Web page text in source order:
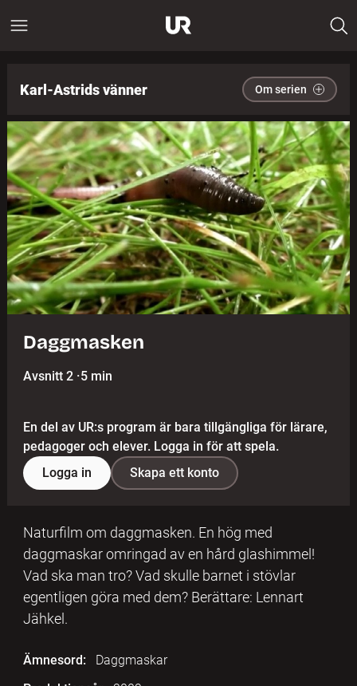
Karl-Astrids vänner Om serien
Daggmasken
Avsnitt 2 ·5 min
En del av UR:s program är bara tillgängliga för lärare,
pedagoger och elever. Logga in för att spela.
Logga in
Skapa ett konto
Naturfilm om daggmasken. En hög med
daggmaskar omringad av en hård glashimmel!
Vad ska man tro? Vad skulle barnet i stövlar
egentligen göra med dem? Berättare: Lennart
Jähkel.
Ämnesord:
Daggmaskar